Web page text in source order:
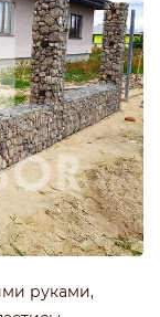
руками,